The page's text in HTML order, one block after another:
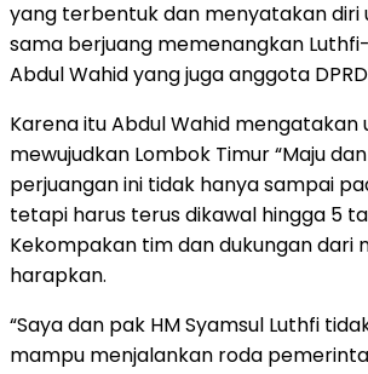
yang terbentuk dan menyatakan diri
sama berjuang memenangkan Luthfi-
Abdul Wahid yang juga anggota DPRD
Karena itu Abdul Wahid mengatakan
mewujudkan Lombok Timur “Maju
perjuangan ini tidak hanya sampai
tetapi harus terus dikawal hingga 5
Kekompakan tim dan dukungan dari
harapkan.
“Saya dan pak HM Syamsul Luthfi
mampu menjalankan roda